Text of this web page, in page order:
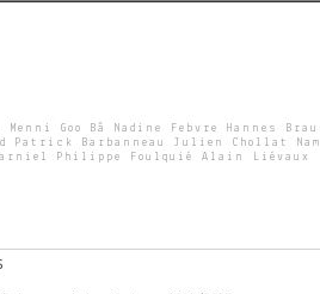
Goo Bâ Nadine Febvre Hannes
Patrick Barbanneau Julien Chollat
Philippe Foulquié Alain Liévaux